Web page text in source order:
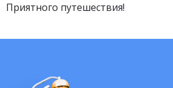
Приятного путешествия!